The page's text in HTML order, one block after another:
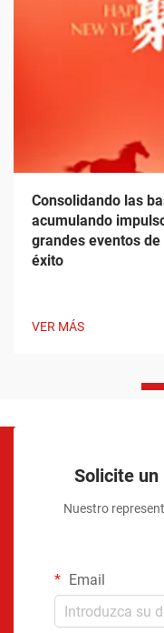
Consolidando las
acumulando
grandes eventos
éxito
VER MÁS
Solicite
Nuestro
Email